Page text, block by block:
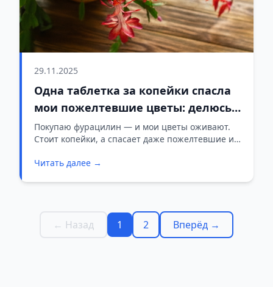
29.11.2025
Одна таблетка за копейки спасла
мои пожелтевшие цветы: делюсь
способом
Покупаю фурацилин — и мои цветы оживают.
Стоит копейки, а спасает даже пожелтевшие и
Читать далее →
← Назад 1 2 Вперёд →